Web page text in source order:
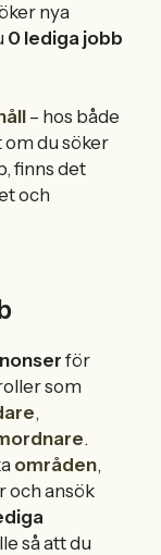
nya
0 lediga jobb
– hos både
om du söker
finns det
och
för
som
,
.
områden,
och ansök
så att du